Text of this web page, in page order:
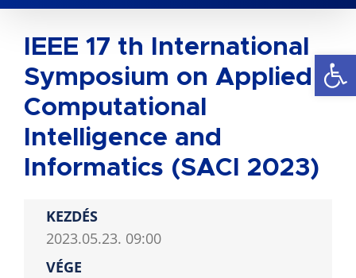
IEEE 17 th International
Symposium on Applied
Computational
Intelligence and
Informatics (SACI 2023)
KEZDÉS
2023.05.23. 09:00
VÉGE